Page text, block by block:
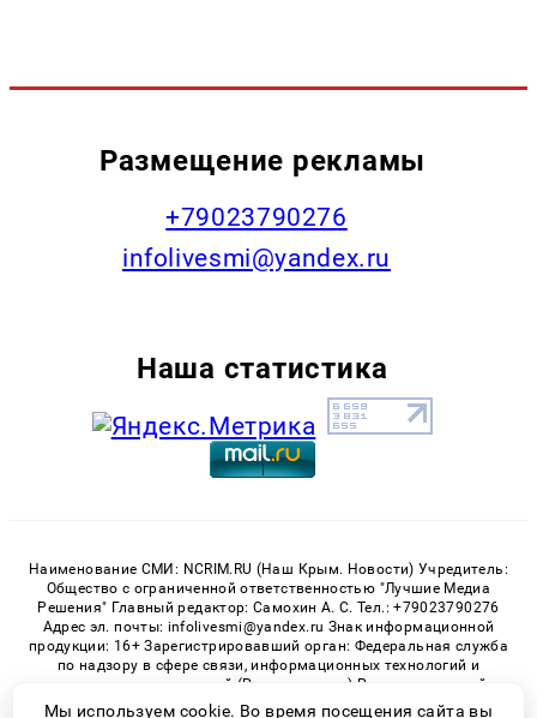
Размещение рекламы
+79023790276
infolivesmi@yandex.ru
Наша статистика
Наименование СМИ: NCRIM.RU (Наш Крым. Новости) Учредитель:
Общество с ограниченной ответственностью "Лучшие Медиа
Решения" Главный редактор: Самохин А. С. Тел.: +79023790276
Адрес эл. почты: infolivesmi@yandex.ru Знак информационной
продукции: 16+ Зарегистрировавший орган: Федеральная служба
по надзору в сфере связи, информационных технологий и
массовых коммуникаций (Роскомнадзор) Регистрационный
номер СМИ ЭЛ № ФС 77 - 81150 от 02.06.2021
Мы используем cookie. Во время посещения сайта вы